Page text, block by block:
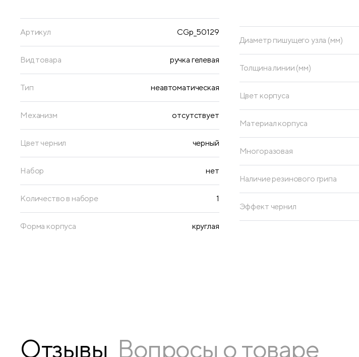
Артикул CGp_50129
Вид товара ручка гелевая
Тип неавтоматическая
Механизм отсутствует
Цвет чернил черный
Набор нет
Количество в наборе 1
Форма корпуса круглая
Диаметр пишущего узла (мм)
Толщина линии (мм)
Цвет корпуса
Материал корпуса
Многоразовая
Наличие резинового грипа
Эффект чернил
Отзывы Вопросы о товаре